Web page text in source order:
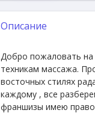
Описание
Добро пожаловать на
техникам массажа.
восточных стилях
каждому , все
франшизы имею право